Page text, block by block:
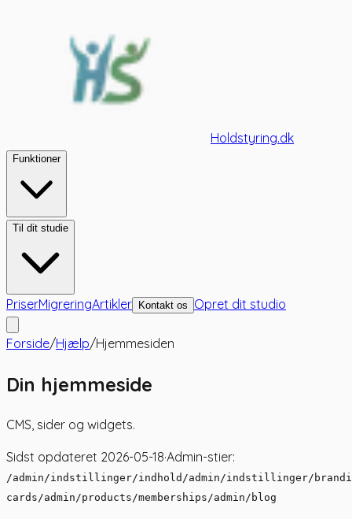
Holdstyring.dk
Funktioner
Til dit studie
PriserMigreringArtikler Kontakt os Opret dit studio
Forside/Hjælp/Hjemmesiden
Din hjemmeside
CMS, sider og widgets.
Sidst opdateret 2026-05-18·Admin-stier:
/admin/indstillinger/indhold /admin/indstillinger/
cards /admin/products/memberships /admin/blog